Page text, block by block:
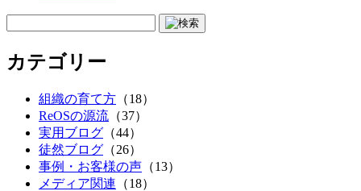
カテゴリー
組織の育て方 （18）
ReOSの源流 （37）
実用ブログ （44）
徒然ブログ （26）
事例・お客様の声 （13）
メディア関連 （18）